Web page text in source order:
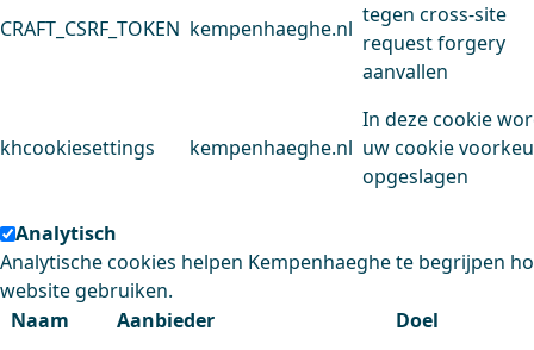
CRAFT_CSRF_TOKEN kempenhaeghe.nl
tegen cross-site
request forgery
aanvallen
khcookiesettings kempenhaeghe.nl
In deze cookie
uw cookie
opgeslagen
Analytisch
Analytische cookies helpen Kempenhaeghe te begrijpen
website gebruiken.
Naam
Aanbieder Doel